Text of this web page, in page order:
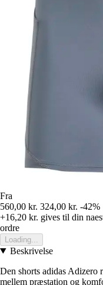
Fra
560,00 kr. 324,00 kr. -42%
+16,20 kr. gives til din
ordre
Loading...
Beskrivelse
Den shorts adidas Adizero
mellem præstation og